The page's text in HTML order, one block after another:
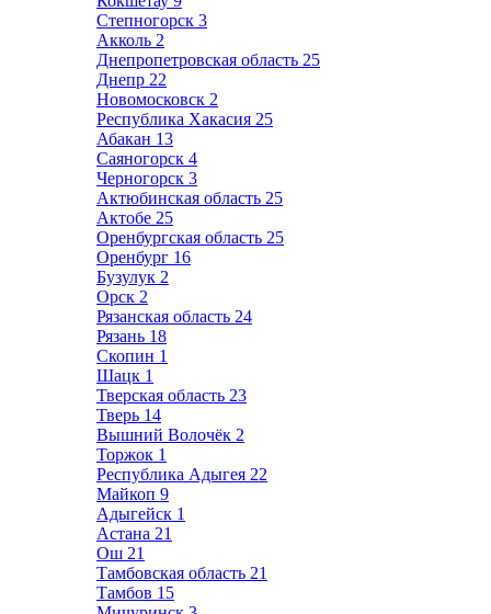
Степногорск 3
Акколь 2
Днепропетровская область 25
Днепр 22
Новомосковск 2
Республика Хакасия 25
Абакан 13
Саяногорск 4
Черногорск 3
Актюбинская область 25
Актобе 25
Оренбургская область 25
Оренбург 16
Бузулук 2
Орск 2
Рязанская область 24
Рязань 18
Скопин 1
Шацк 1
Тверская область 23
Тверь 14
Вышний Волочёк 2
Торжок 1
Республика Адыгея 22
Майкоп 9
Адыгейск 1
Астана 21
Ош 21
Тамбовская область 21
Тамбов 15